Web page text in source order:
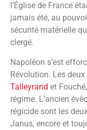
l’Église de France
jamais été, au
sécurité matérielle
clergé.
Napoléon s’est
Révolution. Les
Talleyrand et
régime. L’ancien
régicide sont les
Janus, encore et